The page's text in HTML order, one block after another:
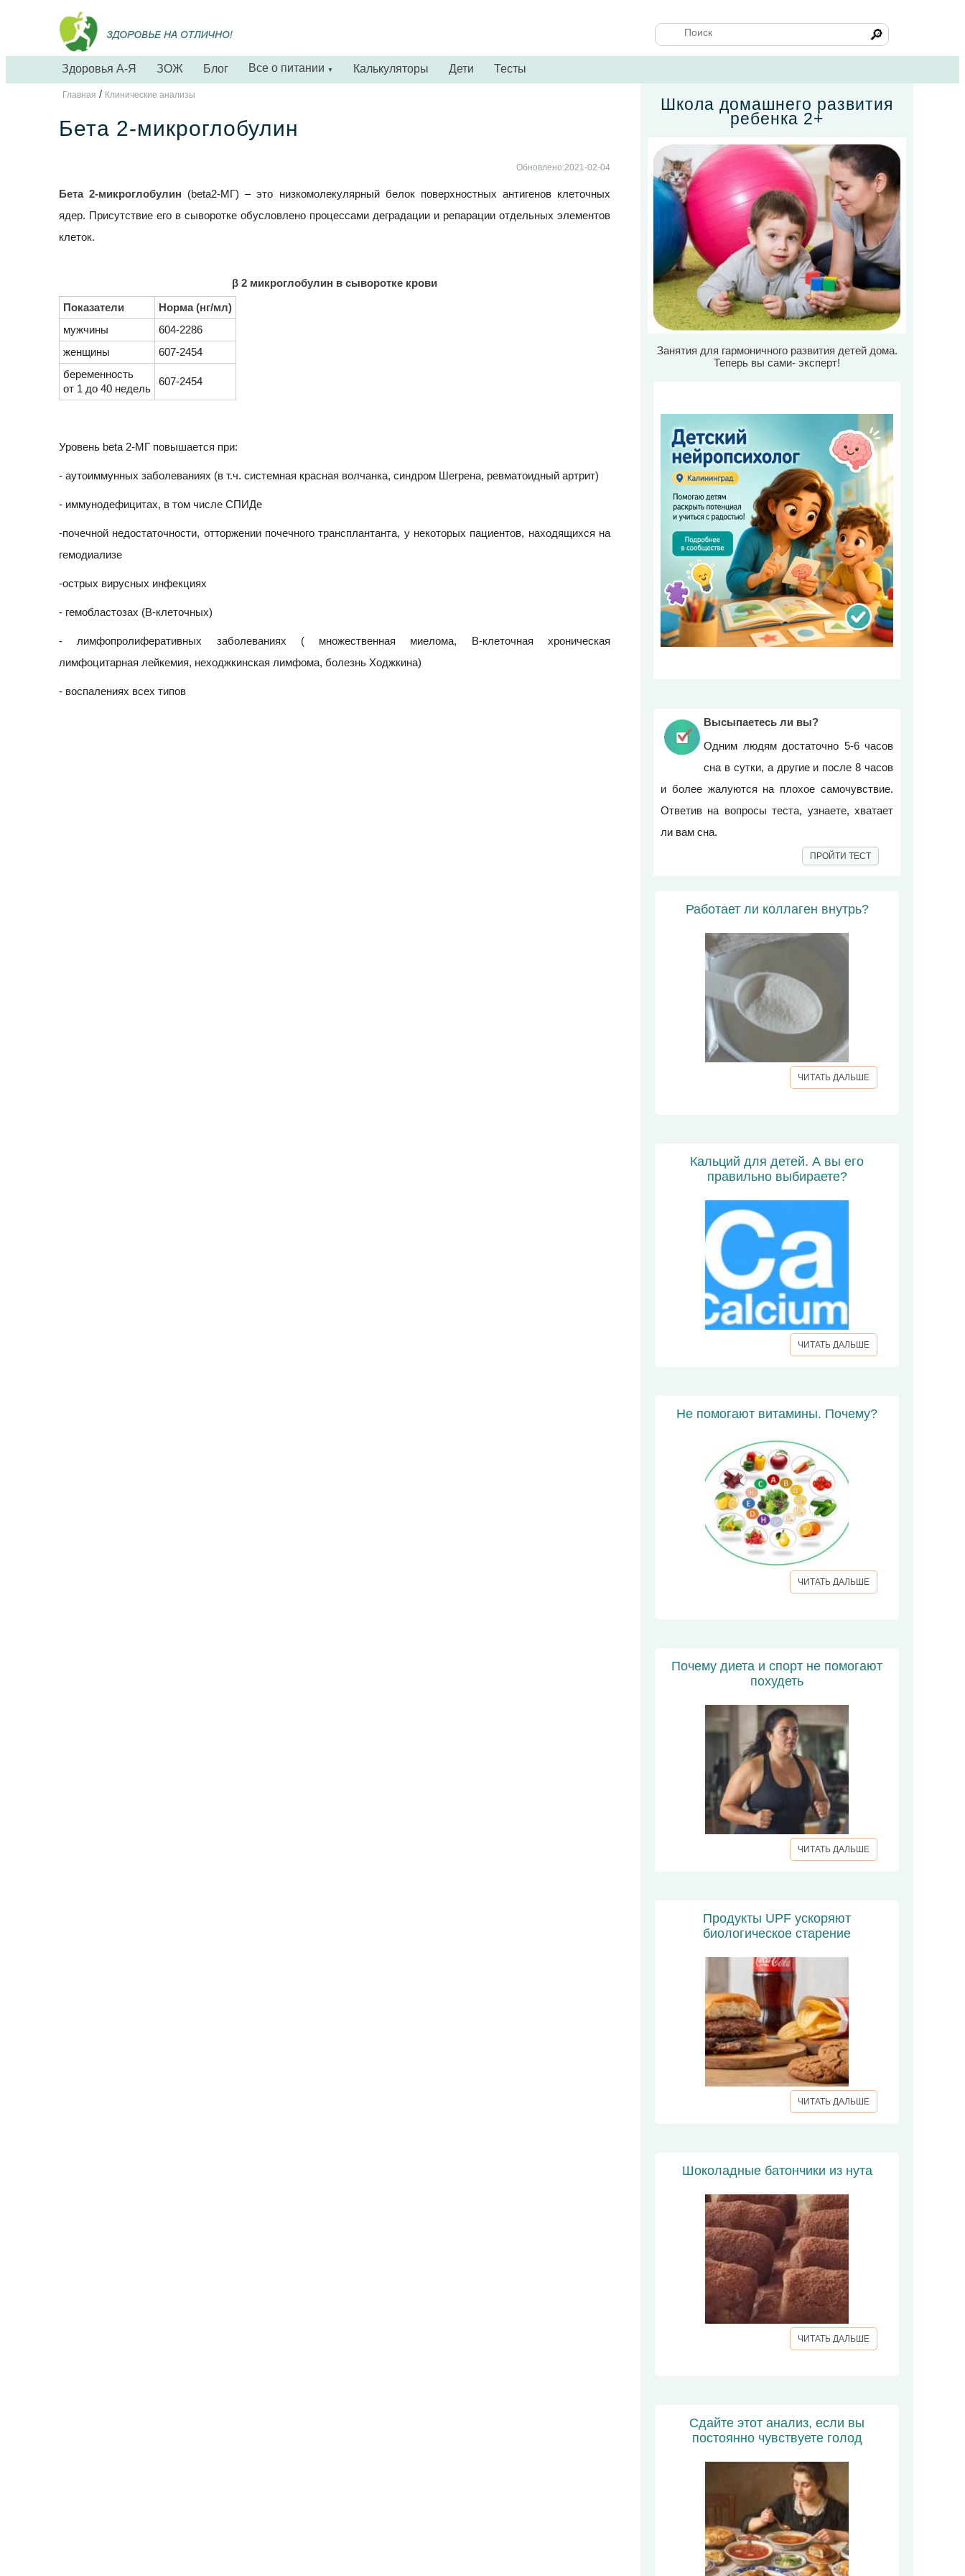
🔎
Здоровья А-Я ЗОЖ Блог Все о питании ▼ Калькуляторы Дети Тесты
Главная / Клинические анализы
Бета 2-микроглобулин
Обновлено:2021-02-04
Бета 2-микроглобулин (beta2-МГ) – это низкомолекулярный белок поверхностных антигенов клеточных
ядер. Присутствие его в сыворотке обусловлено процессами деградации и репарации отдельных элементов
клеток.
β 2 микроглобулин в сыворотке крови
Показатели
Норма (нг/мл)
мужчины
604-2286
женщины
607-2454
беременность
от 1 до 40 недель
607-2454
Уровень beta 2-МГ повышается при:
- аутоиммунных заболеваниях (в т.ч. системная красная волчанка, синдром Шегрена, ревматоидный артрит)
- иммунодефицитах, в том числе СПИДе
-почечной недостаточности, отторжении почечного трансплантанта, у некоторых пациентов, находящихся на
гемодиализе
-острых вирусных инфекциях
- гемобластозах (В-клеточных)
- лимфопролиферативных заболеваниях ( множественная миелома, В-клеточная хроническая
лимфоцитарная лейкемия, неходжкинская лимфома, болезнь Ходжкина)
- воспалениях всех типов
Школа домашнего развития
ребенка 2+
Занятия для гармоничного развития детей дома.
Теперь вы сами- эксперт!
Высыпаетесь ли вы?
Одним людям достаточно 5-6 часов
сна в сутки, а другие и после 8 часов
и более жалуются на плохое самочувствие.
Ответив на вопросы теста, узнаете, хватает
ли вам сна.
ПРОЙТИ ТЕСТ
Работает ли коллаген внутрь?
ЧИТАТЬ ДАЛЬШЕ
Кальций для детей. А вы его
правильно выбираете?
ЧИТАТЬ ДАЛЬШЕ
Не помогают витамины. Почему?
ЧИТАТЬ ДАЛЬШЕ
Почему диета и спорт не помогают
похудеть
ЧИТАТЬ ДАЛЬШЕ
Продукты UPF ускоряют
биологическое старение
ЧИТАТЬ ДАЛЬШЕ
Шоколадные батончики из нута
ЧИТАТЬ ДАЛЬШЕ
Сдайте этот анализ, если вы
постоянно чувствуете голод